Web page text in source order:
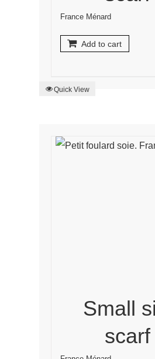
France Ménard
Add to cart
Quick View
Small
scarf